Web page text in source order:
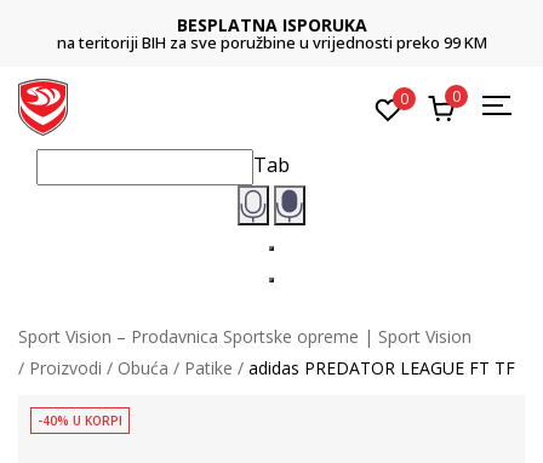
BESPLATNA ISPORUKA
na teritoriji BIH za sve poružbine u vrijednosti preko 99 KM
0 0
Tab
Sport Vision – Prodavnica Sportske opreme | Sport Vision
Proizvodi
Obuća Patike adidas PREDATOR LEAGUE FT TF
-40% U KORPI